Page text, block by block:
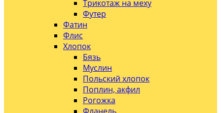
Трикотаж на меху
Футер
Фатин
Флис
Хлопок
Бязь
Муслин
Польский хлопок
Поплин, акфил
Рогожка